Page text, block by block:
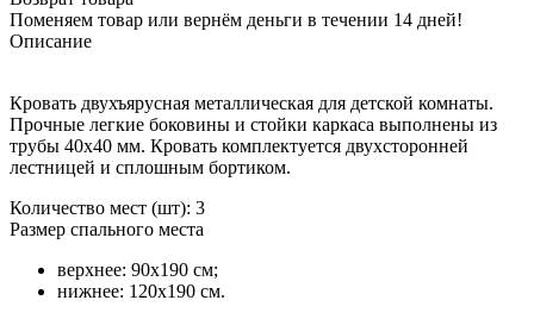
Поменяем товар или вернём деньги в течении 14 дней!
Описание
Кровать двухъярусная металлическая для детской комнаты.
Прочные легкие боковины и стойки каркаса выполнены из
трубы 40х40 мм. Кровать комплектуется двухсторонней
лестницей и сплошным бортиком.
Количество мест (шт): 3
Размер спального места
верхнее: 90х190 см;
нижнее: 120х190 см.